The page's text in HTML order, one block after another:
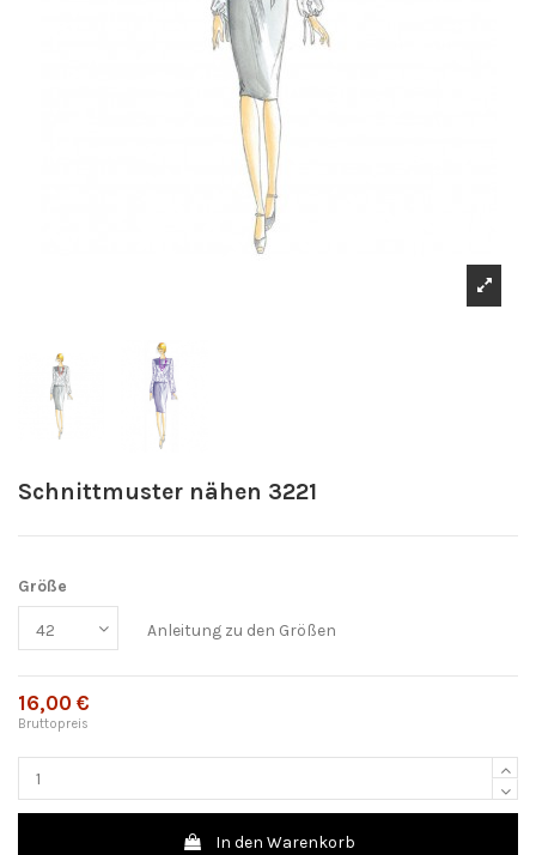
Schnittmuster nähen 3221
Größe
Anleitung zu den Größen
16,00 €
Bruttopreis
In den Warenkorb